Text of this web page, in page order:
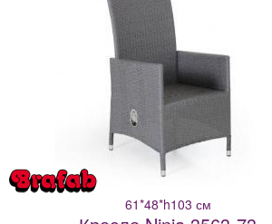
61*48*h103 см